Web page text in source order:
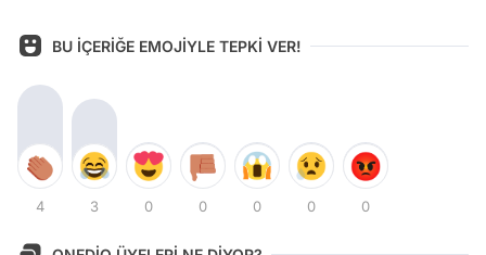
BU İÇERİĞE EMOJİYLE TEPKİ VER!
4 3 0 0 0 0 0